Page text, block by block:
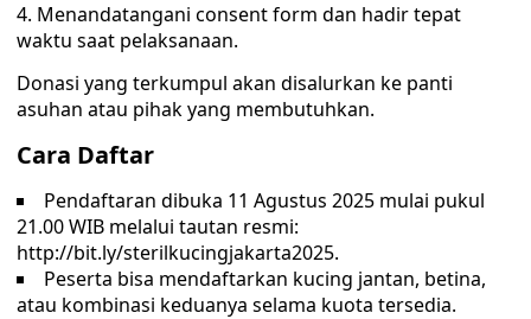
4. Menandatangani consent form dan hadir tepat
waktu saat pelaksanaan.
Donasi yang terkumpul akan disalurkan ke panti
asuhan atau pihak yang membutuhkan.
Cara Daftar
Pendaftaran dibuka 11 Agustus 2025 mulai pukul
21.00 WIB melalui tautan resmi:
http://bit.ly/sterilkucingjakarta2025.
Peserta bisa mendaftarkan kucing jantan, betina,
atau kombinasi keduanya selama kuota tersedia.